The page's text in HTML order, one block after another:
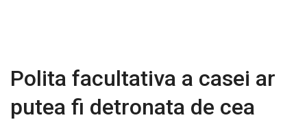
Polita facultativa a casei ar
putea fi detronata de cea